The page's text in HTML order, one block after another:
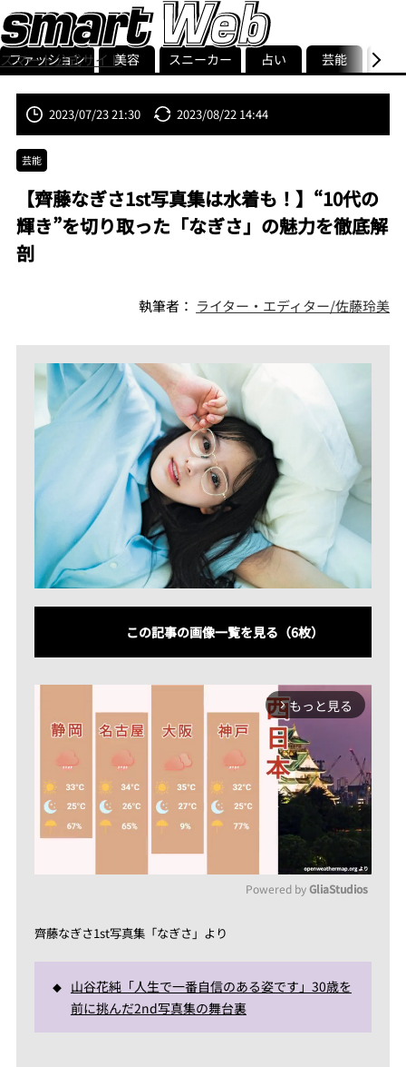
スマート公式サイト
smart最新号
記事一覧ランキング
ストリ
ファッション 美容 スニーカー 占い 芸能 グル
2023/07/23 21:30 2023/08/22 14:44
芸能
【齊藤なぎさ1st写真集は水着も！】“10代の
輝き”を切り取った「なぎさ」の魅力を徹底解
剖
執筆者： ライター・エディター/佐藤玲美
この記事の画像一覧を見る（6枚）
arrow_forward_ios もっと見る
Powered by GliaStudios
齊藤なぎさ1st写真集「なぎさ」より
山谷花純「人生で一番自信のある姿です」30歳を
前に挑んだ2nd写真集の舞台裏